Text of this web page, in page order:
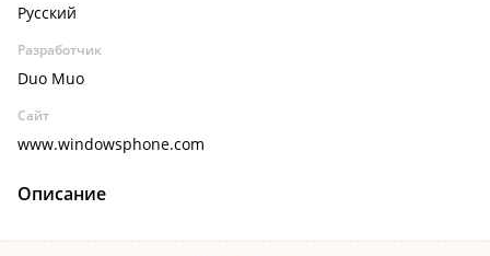
Русский
Разработчик
Duo Muo
Сайт
www.windowsphone.com
Описание